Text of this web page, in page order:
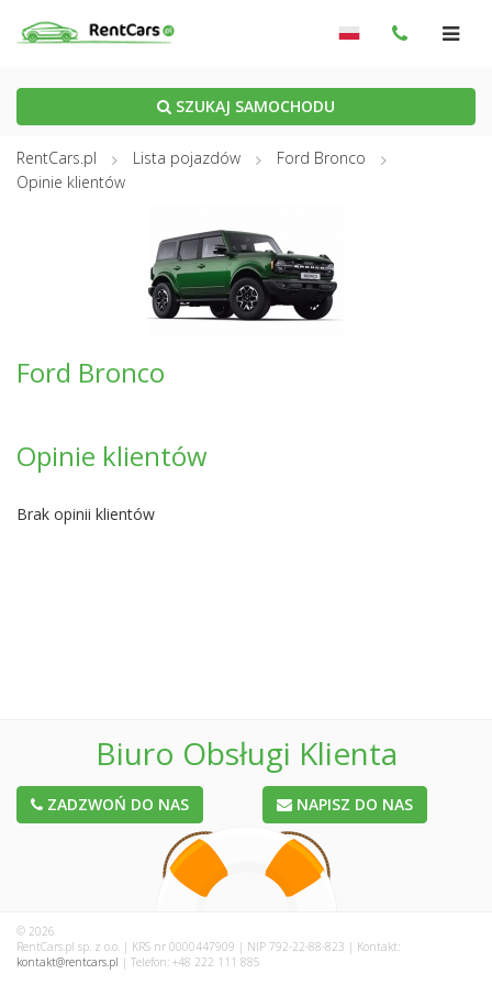
SZUKAJ SAMOCHODU
RentCars.pl Lista pojazdów
Ford Bronco
Opinie klientów
Ford Bronco
Opinie klientów
Brak opinii klientów
Biuro Obsługi Klienta
ZADZWOŃ DO NAS NAPISZ DO NAS
© 2026
RentCars.pl sp. z o.o. | KRS nr 0000447909 | NIP 792-22-88-823 | Kontakt:
kontakt@rentcars.pl | Telefon: +48 222 111 885